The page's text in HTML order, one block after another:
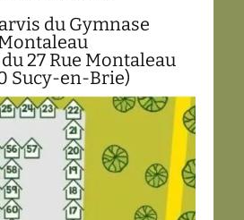
du Gymnase
27 Rue Montaleau
Sucy-en-Brie)